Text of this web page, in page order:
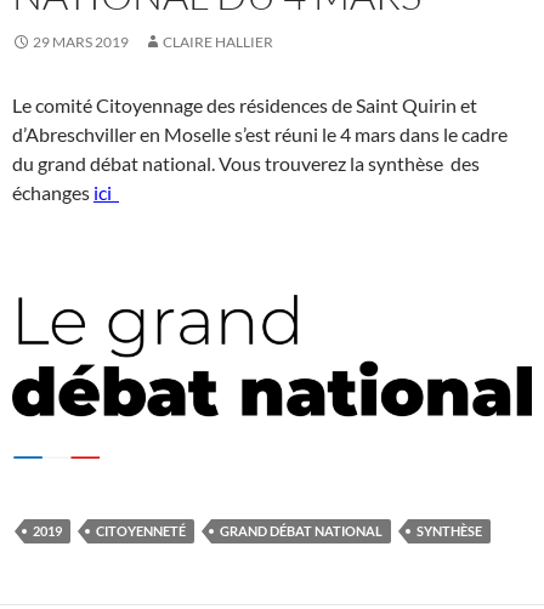
29 MARS 2019 CLAIRE HALLIER
Le comité Citoyennage des résidences de Saint Quirin et
d’Abreschviller en Moselle s’est réuni le 4 mars dans le cadre
du grand débat national. Vous trouverez la synthèse des
échanges ici
2019 CITOYENNETÉ GRAND DÉBAT NATIONAL SYNTHÈSE